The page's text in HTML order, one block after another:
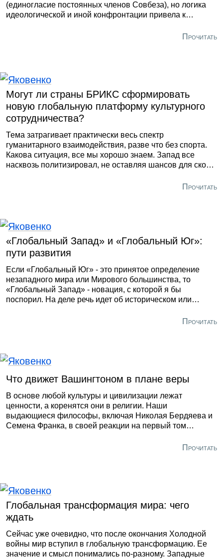
(единогласие постоянных членов Совбеза), но логика
идеологической и иной конфронтации привела к
в «однополярный момент», который Вашингтон хотел
Прочитать
Могут ли страны БРИКС сформировать
новую глобальную платформу культурного
сотрудничества?
Тема затрагивает практически весь спектр
гуманитарного взаимодействия, разве что без спорта.
Какова ситуация, все мы хорошо знаем. Запад все
насквозь политизировал, не оставляя шансов для сколь-
Мало того, что американские элиты в рамках своейПрочитать
«Глобальный Запад» и «Глобальный Юг»:
пути развития
Если «Глобальный Юг» - это принятое определение
незападного мира или Мирового большинства, то
«Глобальный Запад» - новация, с которой я бы
поспорил. На деле речь идет об историческом или
после Второй мировой войны под «американским
Международный валютный фонд / Всемирный банк или
развития (ОЭСР).
Прочитать
Что движет Вашингтоном в плане веры
В основе любой культуры и цивилизации лежат
ценности, а коренятся они в религии. Наши
выдающиеся философы, включая Николая Бердяева и
Семена Франка, в своей реакции на первый том
что «культура религиозна по своей природе». Этот их
Прочитать
Глобальная трансформация мира: чего
ждать
Сейчас уже очевидно, что после окончания Холодной
войны мир вступил в глобальную трансформацию. Ее
значение и смысл понимались по-разному. Западные